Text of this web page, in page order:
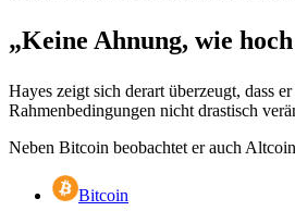
„Keine Ahnung, wie
Hayes zeigt sich derart überzeugt, dass
Rahmenbedingungen nicht drastisch
Neben Bitcoin beobachtet er auch
Bitcoin